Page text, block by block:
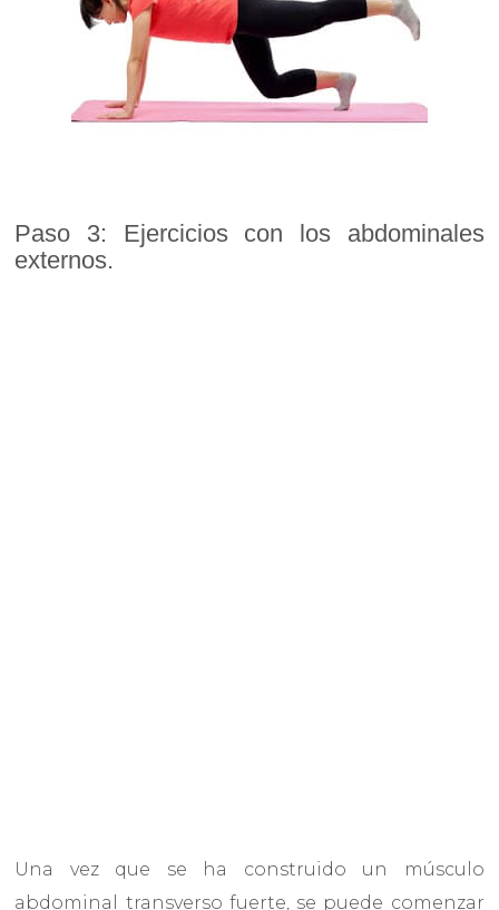
Paso 3: Ejercicios con los abdominales
externos.
Una vez que se ha construido un músculo
abdominal transverso fuerte, se puede comenzar